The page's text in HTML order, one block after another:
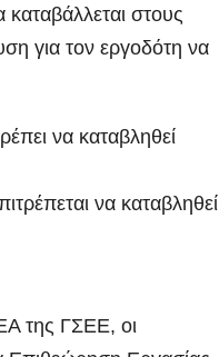
στους
για τον εργοδότη να
να καταβληθεί
να καταβληθεί
της ΓΣΕΕ, οι